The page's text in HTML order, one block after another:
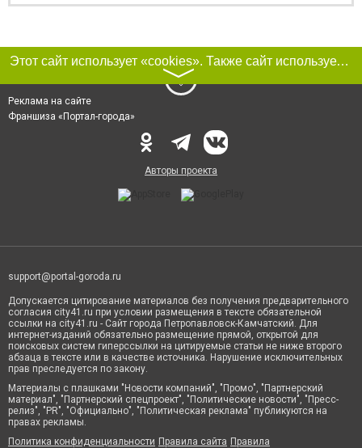
Этот сайт использует «cookies». Также сайт использует интернет-сервис для сбора технических данных касательно посетителей с целью получения маркетинговой и статистической информации. Условия обработки данных посетителей сайта см.
〉
Реклама на сайте
Франшиза «Портал-города»
Авторы проекта
support@portal-goroda.ru
Допускается цитирование материалов без получения предварительного
согласия city41.ru при условии размещения в тексте обязательной
ссылки на city41.ru - Сайт города Петропавловск-Камчатский. Для
интернет-изданий обязательно размещение прямой, открытой для
поисковых систем гиперссылки на цитируемые статьи не ниже второго
абзаца в тексте или в качестве источника. Нарушение исключительных
прав преследуется по закону.
Материалы с плашками "Новости компаний", "Промо", "Партнерский
материал", "Партнерский спецпроект", "Политические новости", "Пресс-
релиз", "PR", "Официально", "Политическая реклама" публикуются на
правах рекламы.
Политика конфиденциальности Правила сайта Правила